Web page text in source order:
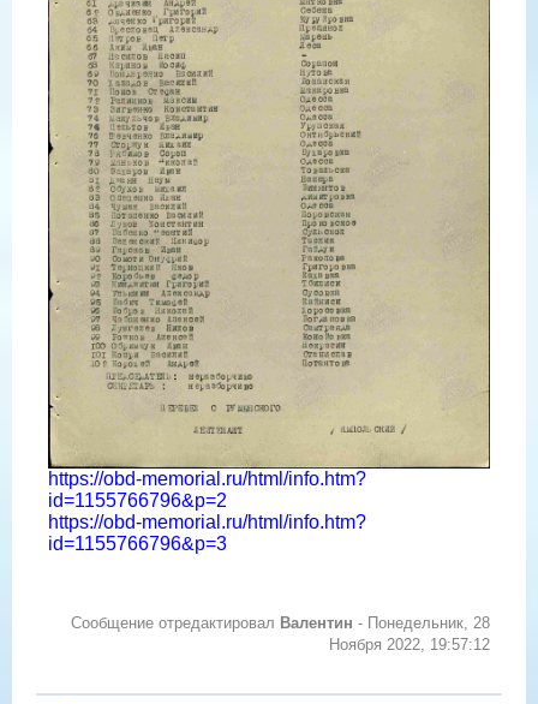
https://obd-memorial.ru/html/info.htm?
id=1155766796&p=2
https://obd-memorial.ru/html/info.htm?
id=1155766796&p=3
Сообщение отредактировал Валентин - Понедельник, 28
Ноября 2022, 19:57:12